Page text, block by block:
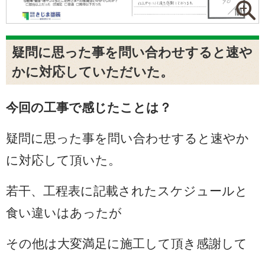
疑問に思った事を問い合わせすると速や
かに対応していただいた。
今回の工事で感じたことは？
疑問に思った事を問い合わせすると速やか
に対応して頂いた。
若干、工程表に記載されたスケジュールと
食い違いはあったが
その他は大変満足に施工して頂き感謝して